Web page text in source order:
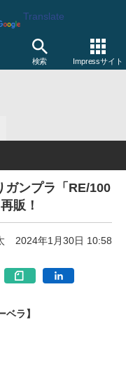
Translate
検索 Impressサイト
ガンプラ「RE/100
販！
2024年1月30日 10:58
ラ】